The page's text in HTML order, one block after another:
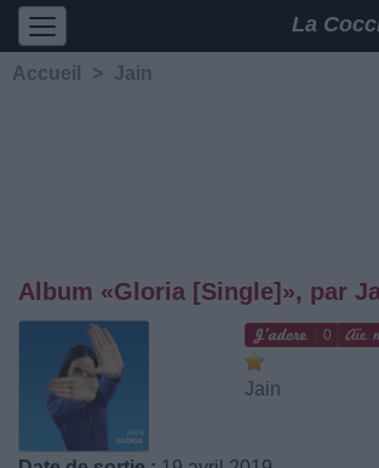
La
Accueil > Jain
Album «Gloria [Single]», par
0
Jain